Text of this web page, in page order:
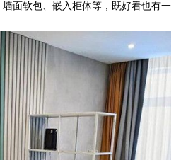
面软包、嵌入柜体等，既好看也有一